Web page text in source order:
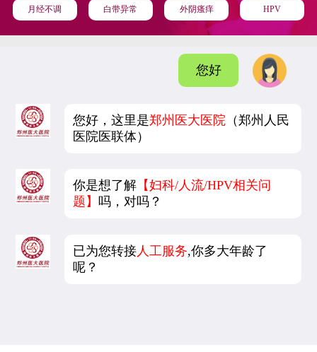
月经不调 白带异常 外阴瘙痒 HPV
您好
您好，这里是郑州医大医院 （郑州人民
医院医联体）
你是想了解 【妇科/人流/HPV相关问
题】吗，对吗？
已为您转接 人工服务,你多大年龄了
呢？